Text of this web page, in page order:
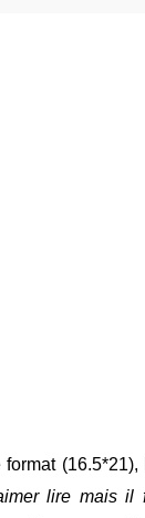
format
lire mais il